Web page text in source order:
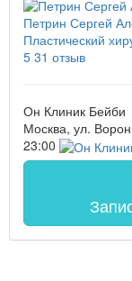
Петрин Сергей
Пластический
5 31 отзыв
Он Клиник Бейби
Москва, ул.
23:00